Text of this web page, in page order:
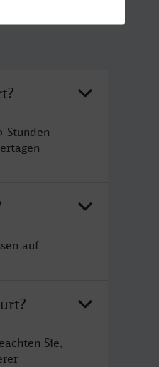
Stunden
auf
Sie,